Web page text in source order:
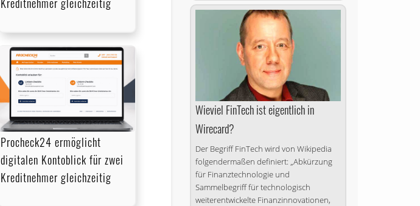
Kreditnehmer gleichzeitig
Procheck24 ermöglicht
digitalen Kontoblick für zwei
Kreditnehmer gleichzeitig
Wieviel FinTech ist eigentlich in
Wirecard?
Der Begriff FinTech wird von Wiki­pedia
folgendermaßen definiert: „Abkürzung
für Finanztechnologie und
Sammelbegriff für technologisch
weiterentwickelte Finanz­innovationen,